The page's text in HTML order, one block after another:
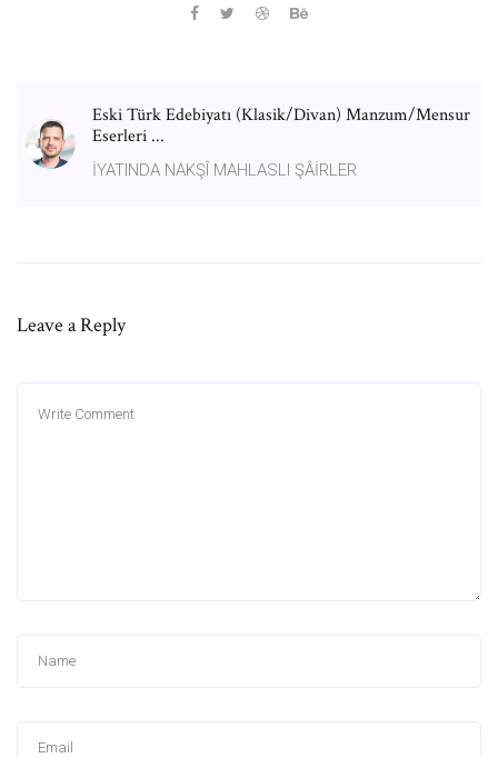
Eski Türk Edebiyatı (Klasik/Divan) Manzum/Mensur
Eserleri ...
İYATINDA NAKŞÎ MAHLASLI ŞÂİRLER
Leave a Reply